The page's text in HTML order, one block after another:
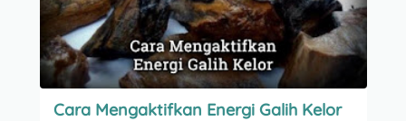
Cara Mengaktifkan Energi Galih Kelor